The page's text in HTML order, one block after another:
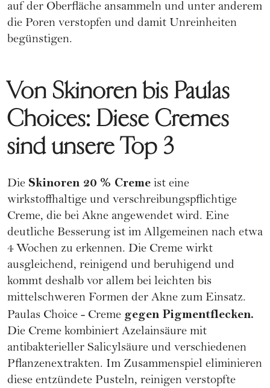
auf der Oberfläche ansammeln und unter anderem
die Poren verstopfen und damit Unreinheiten
begünstigen.
Von Skinoren bis Paulas
Choices: Diese Cremes
sind unsere Top 3
Die Skinoren 20 % Creme ist eine
wirkstoffhaltige und verschreibungspflichtige
Creme, die bei Akne angewendet wird. Eine
deutliche Besserung ist im Allgemeinen nach etwa
4 Wochen zu erkennen. Die Creme wirkt
ausgleichend, reinigend und beruhigend und
kommt deshalb vor allem bei leichten bis
mittelschweren Formen der Akne zum Einsatz.
Paulas Choice - Creme gegen Pigmentflecken.
Die Creme kombiniert Azelainsäure mit
antibakterieller Salicylsäure und verschiedenen
Pflanzenextrakten. Im Zusammenspiel eliminieren
diese entzündete Pusteln, reinigen verstopfte